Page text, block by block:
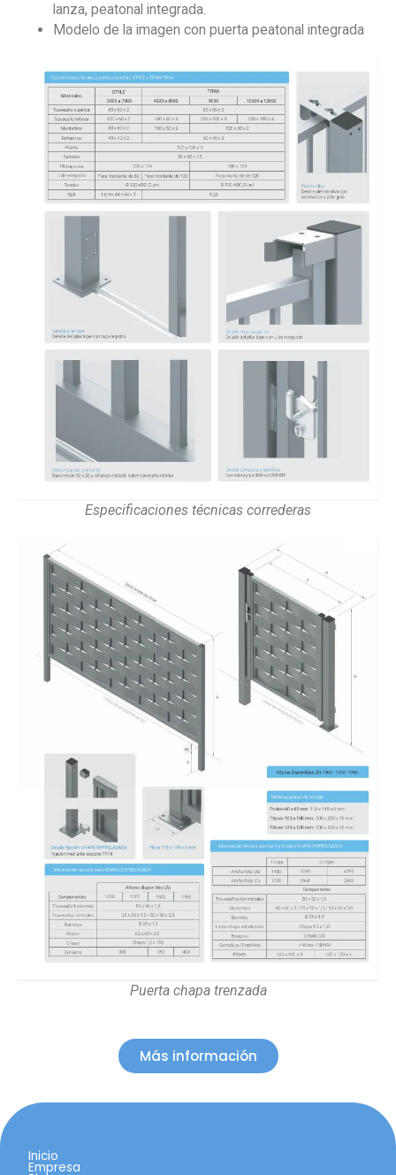
lanza, peatonal integrada.
Modelo de la imagen con puerta peatonal integrada
Especificaciones técnicas correderas
Puerta chapa trenzada
Más información
Inicio
Empresa